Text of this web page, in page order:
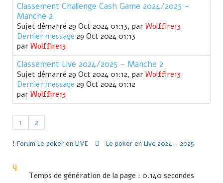
Classement Challenge Cash Game 2024/2025 -
Manche 2
Sujet démarré 29 Oct 2024 01:13, par Wolffire13
Dernier message 29 Oct 2024 01:13
par Wolffire13
Classement Live 2024/2025 - Manche 2
Sujet démarré 29 Oct 2024 01:12, par Wolffire13
Dernier message 29 Oct 2024 01:12
par Wolffire13
1 2
Forum Le poker en LIVE Le poker en Live 2024 - 2025
Temps de génération de la page : 0.140 secondes